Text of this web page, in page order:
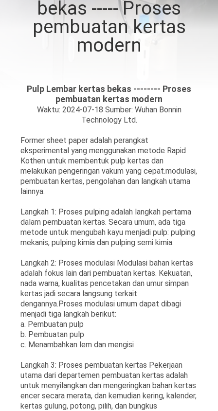
KONTROL
KUALITAS
KAMI
PERMINTAAN
PENAWARAN
SITEMAP
PRIVACY
POLICY
bekas ----- Proses
pembuatan kertas
modern
Pulp Lembar kertas bekas -------- Proses
pembuatan kertas modern
Waktu: 2024-07-18 Sumber: Wuhan Bonnin
Technology Ltd.
Former sheet paper adalah perangkat
eksperimental yang menggunakan metode Rapid
Kothen untuk membentuk pulp kertas dan
melakukan pengeringan vakum yang cepat.modulasi,
pembuatan kertas, pengolahan dan langkah utama
lainnya.
Langkah 1: Proses pulping adalah langkah pertama
dalam pembuatan kertas. Secara umum, ada tiga
metode untuk mengubah kayu menjadi pulp: pulping
mekanis, pulping kimia dan pulping semi kimia.
Langkah 2: Proses modulasi Modulasi bahan kertas
adalah fokus lain dari pembuatan kertas. Kekuatan,
nada warna, kualitas pencetakan dan umur simpan
kertas jadi secara langsung terkait
dengannya.Proses modulasi umum dapat dibagi
menjadi tiga langkah berikut:
a. Pembuatan pulp
b. Pembuatan pulp
c. Menambahkan lem dan mengisi
Langkah 3: Proses pembuatan kertas Pekerjaan
utama dari departemen pembuatan kertas adalah
untuk menyilangkan dan mengeringkan bahan kertas
encer secara merata, dan kemudian kering, kalender,
kertas gulung, potong, pilih, dan bungkus